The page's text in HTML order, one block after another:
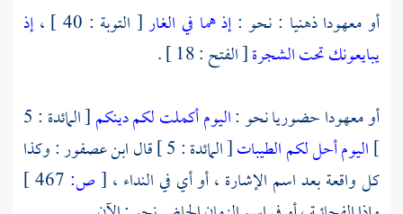
أو معهودا ذهنيا : نحو :إذ هما في الغار[ التوبة : 40 ] ،
إذ
يبايعونك تحت الشجرة[ الفتح : 18 ] .
أو معهودا حضوريا نحو :اليوم أكملت لكم دينكم
[ المائدة : 5
]اليوم أحل لكم الطيبات[ المائدة : 5 ] قال ابن عصفور: وكذا
كل واقعة بعد اسم الإشارة ، أو أي في النداء ، [ص: